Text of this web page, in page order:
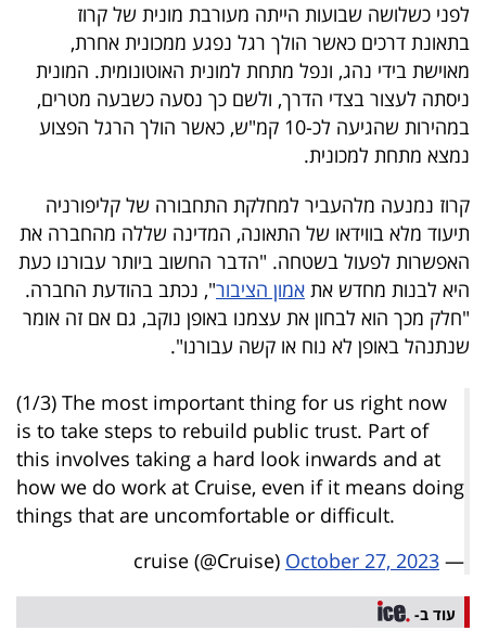
פודקאסט
40
UNDER
40
שיתופי
פעולה
דרושים
ניוזלטרים
מייל
פרסמו
לפני כשלושה שבועות הייתה מעורבת מונית של קרוז
בתאונת דרכים כאשר הולך רגל נפגע ממכונית אחרת,
מאוישת בידי נהג, ונפל מתחת למונית האוטונומית. המונית
ניסתה לעצור בצדי הדרך, ולשם כך נסעה כשבעה מטרים,
במהירות שהגיעה לכ-10 קמ"ש, כאשר הולך הרגל הפצוע
נמצא מתחת למכונית.
קרוז נמנעה מלהעביר למחלקת התחבורה של קליפורניה
תיעוד מלא בווידאו של התאונה, המדינה שללה מהחברה את
האפשרות לפעול בשטחה. "הדבר החשוב ביותר עבורנו כעת
היא לבנות מחדש את אמון הציבור", נכתב בהודעת החברה.
"חלק מכך הוא לבחון את עצמנו באופן נוקב, גם אם זה אומר
שנתנהל באופן לא נוח או קשה עבורנו".
(1/3) The most important thing for us right now
is to take steps to rebuild public trust. Part of
this involves taking a hard look inwards and at
how we do work at Cruise, even if it means doing
things that are uncomfortable or difficult.
— cruise (@Cruise)
October 27, 2023
עוד ב-